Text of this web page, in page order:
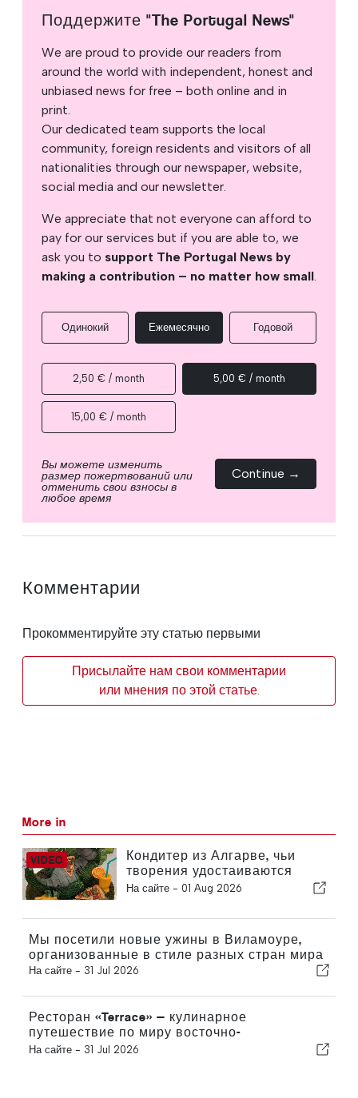
Поддержите "The Portugal News"
We are proud to provide our readers from
around the world with independent, honest and
unbiased news for free – both online and in
print.
Our dedicated team supports the local
community, foreign residents and visitors of all
nationalities through our newspaper, website,
social media and our newsletter.
We appreciate that not everyone can afford to
pay for our services but if you are able to, we
ask you to support The Portugal News by
making a contribution – no matter how small
Одинокий Ежемесячно Годовой
2,50 € / month 5,00 € / month
15,00 € / month
Вы можете изменить
размер пожертвований или
отменить свои взносы в
любое время
Continue →
Комментарии
Прокомментируйте эту статью первыми
Присылайте нам свои комментарии
или мнения по этой статье.
More in
Кондитер из Алгарве, чьи
творения удостаиваются
международных наград
На сайте - 01 Aug 2026
Мы посетили новые ужины в Виламоуре,
организованные в стиле разных стран мира
На сайте - 31 Jul 2026
Ресторан «Terrace» — кулинарное
путешествие по миру восточно-
средиземноморской фьюжн-кухни
На сайте - 31 Jul 2026